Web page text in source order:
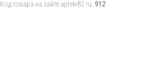
Код товара на сайте apteki82.ru: 912